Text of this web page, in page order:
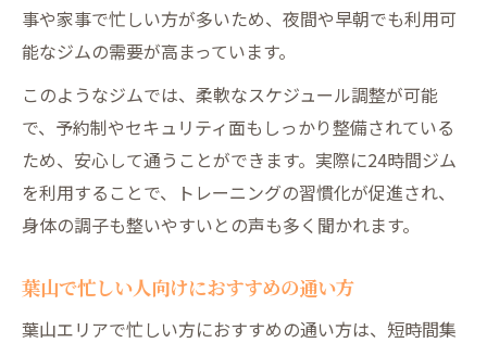
事や家事で忙しい方が多いため、夜間や早朝でも利用可
能なジムの需要が高まっています。
このようなジムでは、柔軟なスケジュール調整が可能
で、予約制やセキュリティ面もしっかり整備されている
ため、安心して通うことができます。実際に24時間ジム
を利用することで、トレーニングの習慣化が促進され、
身体の調子も整いやすいとの声も多く聞かれます。
葉山で忙しい人向けにおすすめの通い方
葉山エリアで忙しい方におすすめの通い方は、短時間集